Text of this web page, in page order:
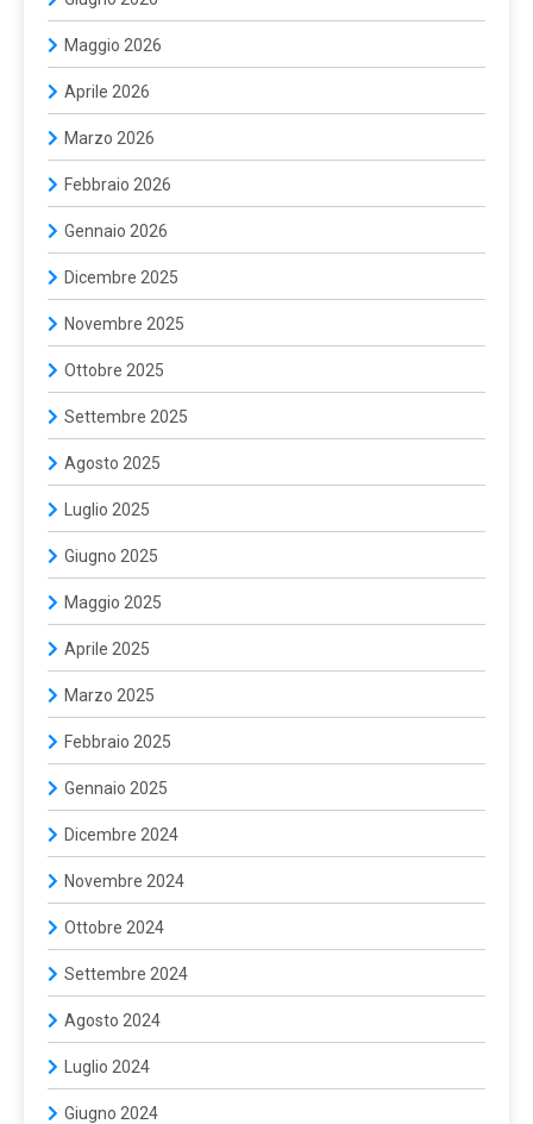
Maggio 2026
Aprile 2026
Marzo 2026
Febbraio 2026
Gennaio 2026
Dicembre 2025
Novembre 2025
Ottobre 2025
Settembre 2025
Agosto 2025
Luglio 2025
Giugno 2025
Maggio 2025
Aprile 2025
Marzo 2025
Febbraio 2025
Gennaio 2025
Dicembre 2024
Novembre 2024
Ottobre 2024
Settembre 2024
Agosto 2024
Luglio 2024
Giugno 2024